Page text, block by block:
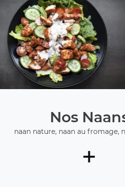
Nos
naan nature, naan au fromage,
+